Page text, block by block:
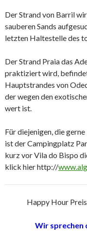
Der Strand von Barril
sauberen Sands
letzten Haltestelle des
Der Strand Praia das
praktiziert wird,
Hauptstrandes von
der wegen den
wert ist.
Für diejenigen, die
ist der Campingplatz
kurz vor Vila do Bispo
klick hier http://
Happy Hour
Wir sprechen